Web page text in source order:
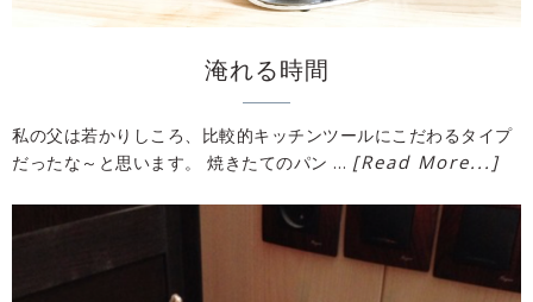
淹れる時間
私の父は若かりしころ、比較的キッチンツールにこだわるタイプ
だったな～と思います。 焼きたてのパン … [Read More...]